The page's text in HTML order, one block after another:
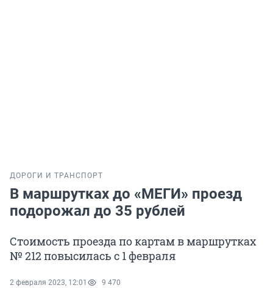
ДОРОГИ И ТРАНСПОРТ
В маршрутках до «МЕГИ» проезд
подорожал до 35 рублей
Стоимость проезда по картам в маршрутках
№ 212 повысилась с 1 февраля
2 февраля 2023, 12:01 9 470